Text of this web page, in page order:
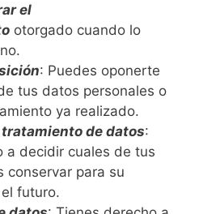
el
otorgado cuando lo
: Puedes oponerte
tus datos personales o
ya realizado.
tamiento de datos:
a decidir cuales de tus
conservar para su
futuro.